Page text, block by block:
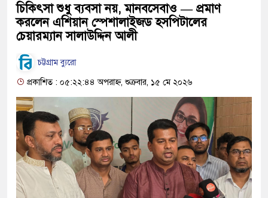
চিকিৎসা শুধু ব্যবসা নয়, মানবসেবাও — প্রমাণ
করলেন এশিয়ান স্পেশালাইজড হসপিটালের
চেয়ারম্যান সালাউদ্দিন আলী
চট্টগ্রাম ব্যুরো
প্রকাশিত : ০৫:২২:৪৪ অপরাহ্ন, শুক্রবার, ১৫ মে ২০২৬